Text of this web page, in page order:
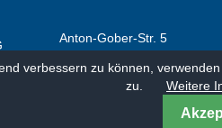
Anton-Gober-Str. 5
Deutschland
verbessern zu können,
zu.
Weitere